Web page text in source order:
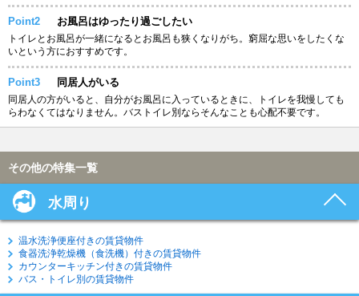
Point2 お風呂はゆったり過ごしたい
トイレとお風呂が一緒になるとお風呂も狭くなりがち。窮屈な思いをしたくな
いという方におすすめです。
Point3 同居人がいる
同居人の方がいると、自分がお風呂に入っているときに、トイレを我慢しても
らわなくてはなりません。バストイレ別ならそんなことも心配不要です。
その他の特集一覧
水周り
温水洗浄便座付きの賃貸物件
食器洗浄乾燥機（食洗機）付きの賃貸物件
カウンターキッチン付きの賃貸物件
バス・トイレ別の賃貸物件